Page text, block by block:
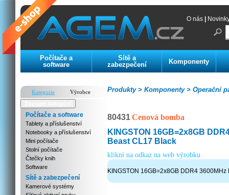
O nás
Počítače a
software
Sítě a
zabezpečení
Komponenty
Kategorie
Výrobce
Počítače a software
Tablety a příslušenství
Notebooky a příslušenství
Mini počítače
Stolní počítače
Čtečky knih
Software
Sítě a zabezpečení
Kamerové systémy
Operační
Komponenty >
Produkty >
80431Cenová bomba
KINGSTON 16GB=2x8GB
Beast CL17 Black
klikni na odkaz na web výrobku
KINGSTON 16GB=2x8GB DDR4